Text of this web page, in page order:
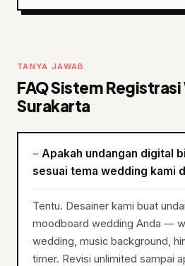
TANYA JAWAB
FAQ Sistem
Surakarta
Apakah undangan digital
sesuai tema wedding kami
Tentu. Desainer kami buat
moodboard wedding Anda —
wedding, music background,
timer. Revisi unlimited sampai